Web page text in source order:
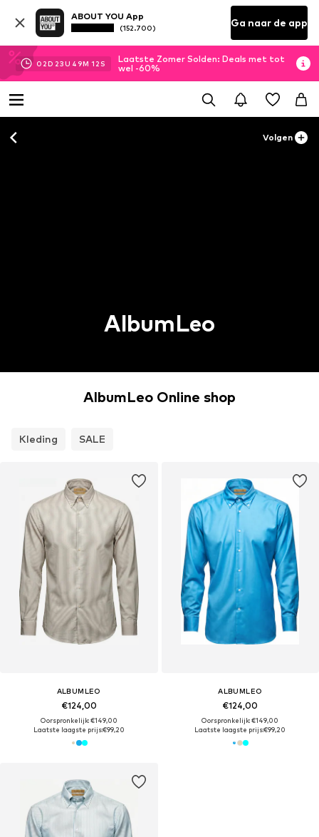
ABOUT YOU App
(152.700) Ga naar de app
02D 23U 49M 12 S
Laatste Zomer Solden: Deals met tot
wel -60%
Volgen
AlbumLeo
AlbumLeo Online shop
Kleding SALE
ALBUMLEO
€124,00
Oorspronkelijk: €149,00
Laatste laagste prijs:€99,20
ALBUMLEO
€124,00
Oorspronkelijk: €149,00
Laatste laagste prijs:€99,20